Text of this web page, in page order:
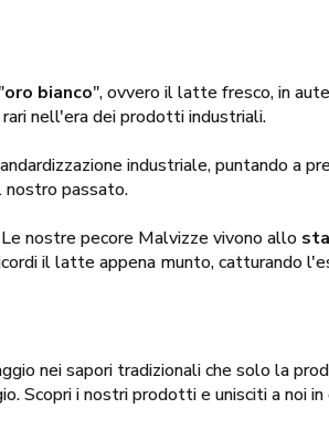
oro bianco", ovvero il latte fresco, in
nell'era dei prodotti industriali.
industriale, puntando a
nostro passato.
nostre pecore Malvizze vivono allo
il latte appena munto, catturando
nei sapori tradizionali che solo la
Scopri i nostri prodotti e unisciti a noi